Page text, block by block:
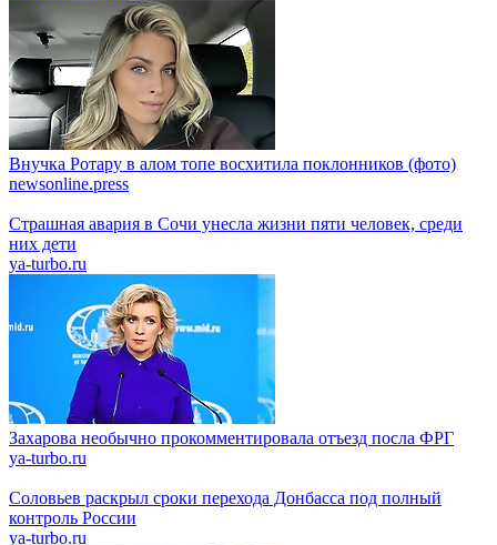
Внучка Ротару в алом топе восхитила поклонников (фото)
newsonline.press
Страшная авария в Сочи унесла жизни пяти человек, среди
них дети
ya-turbo.ru
Захарова необычно прокомментировала отъезд посла ФРГ
ya-turbo.ru
Соловьев раскрыл сроки перехода Донбасса под полный
контроль России
ya-turbo.ru